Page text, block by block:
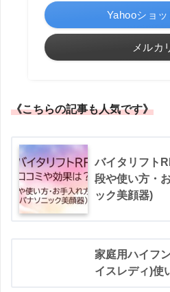
Yahooショ
メルカ
《こちらの記事も人気です》
バイタリフト
段や使い方・
ック美顔器)
家庭用ハイフ
イスレディ)使